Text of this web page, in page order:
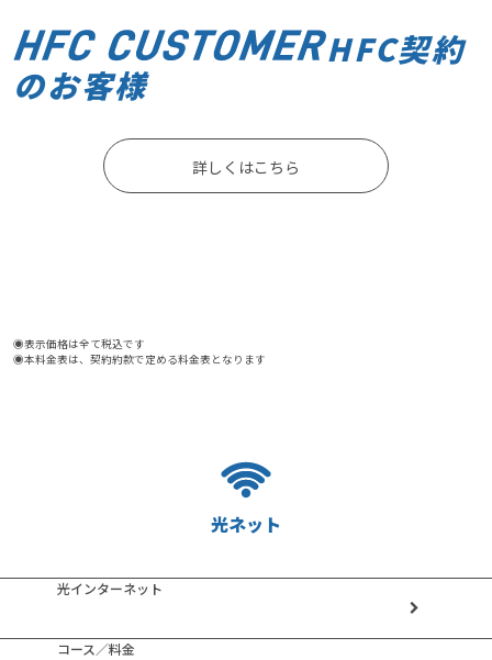
HFC契約
のお客様
詳しくはこちら
◉表示価格は全て税込です
◉本料金表は、契約約款で定める料金表となります
光ネット
光インターネット
コース／料金